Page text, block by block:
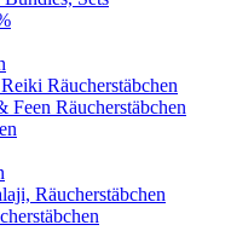
Räucherstäbchen
Räucherstäbchen
Räucherstäbchen